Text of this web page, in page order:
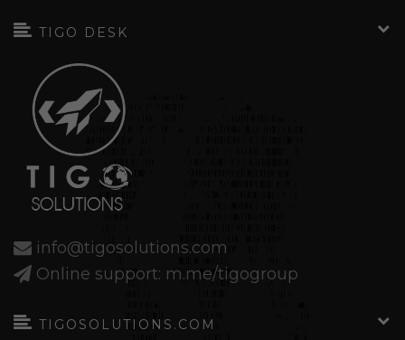
TIGO DESK
info@tigosolutions.com
Online support: m.me/tigogroup
TIGOSOLUTIONS.COM